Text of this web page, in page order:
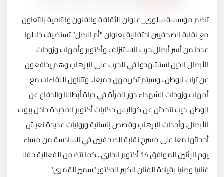
تنظم مؤسسة سلوى_علوان للثقافة والفنون والتنمية بالتعاون
مع نقابة الصحفيين احتفالية بعنوان "أم البطل" تستضيف خلالها
عددا من أسر أبطال حرب الاستنزاف وأكتوبر وأمهات وزوجات
الأبطال الذين استشهدوا في الحرب على الإرهاب وهم يدافعون
عن تراب الوطن.. وسيتم تكريمهن جميعا..وتتناول اللقاءات مع
أمهات وزوجات الشهداء دور المرأة في حياة أبطالنا والدفاع عن
الوطن. حيث تتحدثن عن كواليس حكايات أكتوبر المجيدة داخل بيوت
الأبطال. وأحداث الإرهاب وقصص إنسانية وروايات عديدة نعيش
أحداثها معا على مسرح نقابة الصحفيين في السادسة من مساء
يوم الإثنين الموافق 14 أكتوبر الجاري.. كما تتضمن الفعالية حفلا
غنائيا وطنيا بقيادة الفنان الكبير الدكتور "سمير القمري"